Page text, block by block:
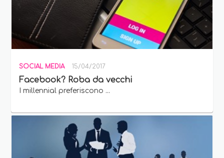
SOCIAL MEDIA 15/04/2017
Facebook? Roba da vecchi
I millennial preferiscono ...